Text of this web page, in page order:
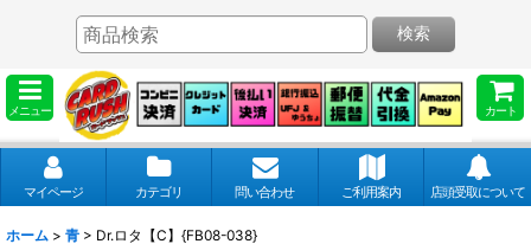
メニュー カート
検索
マイページ カテゴリ 問い合わせ ご利用案内 店頭受取について
ホーム > 青 > Dr.ロタ【C】{FB08-038}